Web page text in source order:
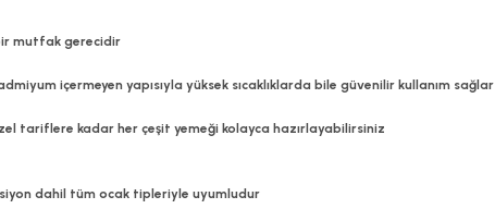
mutfak gerecidir
içermeyen yapısıyla yüksek sıcaklıklarda bile güvenilir kullanım sağlar
tariflere kadar her çeşit yemeği kolayca hazırlayabilirsiniz
dahil tüm ocak tipleriyle uyumludur